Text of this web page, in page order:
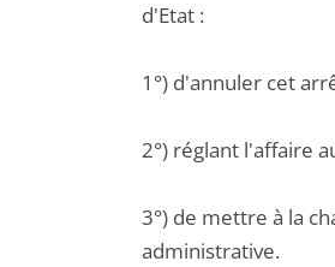
d'Etat :
1°) d'annuler cet
2°) réglant l'affaire
3°) de mettre à la
administrative.